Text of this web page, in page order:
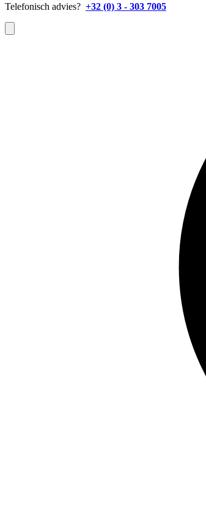
Telefonisch advies? +32 (0) 3 - 303 7005